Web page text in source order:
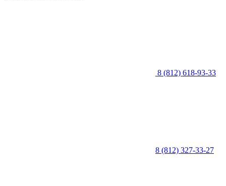
8 (812) 618-93-33
8 (812) 327-33-27